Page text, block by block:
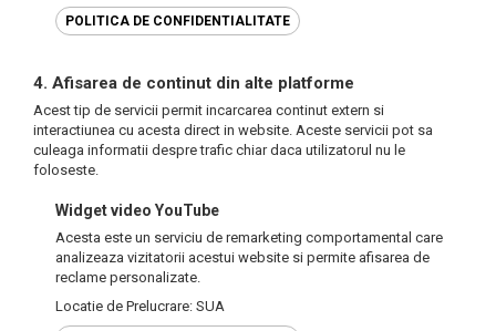
POLITICA DE CONFIDENTIALITATE
4. Afisarea de continut din alte platforme
Acest tip de servicii permit incarcarea continut extern si
interactiunea cu acesta direct in website. Aceste servicii pot sa
culeaga informatii despre trafic chiar daca utilizatorul nu le
foloseste.
Widget video YouTube
Acesta este un serviciu de remarketing comportamental care
analizeaza vizitatorii acestui website si permite afisarea de
reclame personalizate.
Locatie de Prelucrare: SUA